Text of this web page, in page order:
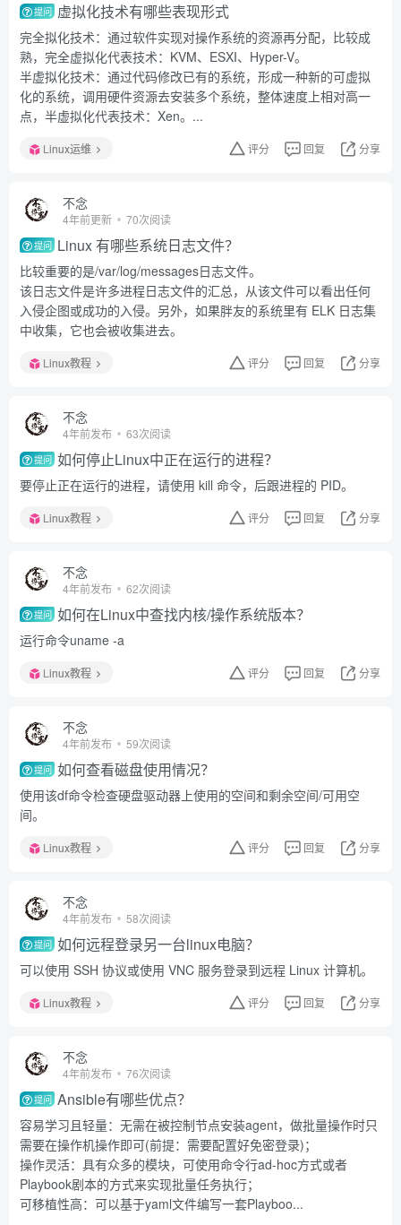
提问 虚拟化技术有哪些表现形式
完全拟化技术：通过软件实现对操作系统的资源再分配，比较成
熟，完全虚拟化代表技术：KVM、ESXI、Hyper-V。
半虚拟化技术：通过代码修改已有的系统，形成一种新的可虚拟
化的系统，调用硬件资源去安装多个系统，整体速度上相对高一
点，半虚拟化代表技术：Xen。...
Linux运维 评分 回复 分享
不念
4年前更新 70次阅读
提问 Linux 有哪些系统日志文件？
比较重要的是/var/log/messages日志文件。
该日志文件是许多进程日志文件的汇总，从该文件可以看出任何
入侵企图或成功的入侵。另外，如果胖友的系统里有 ELK 日志集
中收集，它也会被收集进去。
Linux教程 评分 回复 分享
不念
4年前发布 63次阅读
提问 如何停止Linux中正在运行的进程？
要停止正在运行的进程，请使用 kill 命令，后跟进程的 PID。
Linux教程 评分 回复 分享
不念
4年前发布 62次阅读
提问 如何在Linux中查找内核/操作系统版本？
运行命令uname -a
Linux教程 评分 回复 分享
不念
4年前发布 59次阅读
提问 如何查看磁盘使用情况？
使用该df命令检查硬盘驱动器上使用的空间和剩余空间/可用空
间。
Linux教程 评分 回复 分享
不念
4年前发布 58次阅读
提问 如何远程登录另一台linux电脑？
可以使用 SSH 协议或使用 VNC 服务登录到远程 Linux 计算机。
Linux教程 评分 回复 分享
不念
4年前发布 76次阅读
提问 Ansible有哪些优点？
容易学习且轻量：无需在被控制节点安装agent，做批量操作时只
需要在操作机操作即可(前提：需要配置好免密登录)；
操作灵活：具有众多的模块，可使用命令行ad-hoc方式或者
Playbook剧本的方式来实现批量任务执行；
可移植性高：可以基于yaml文件编写一套Playboo...